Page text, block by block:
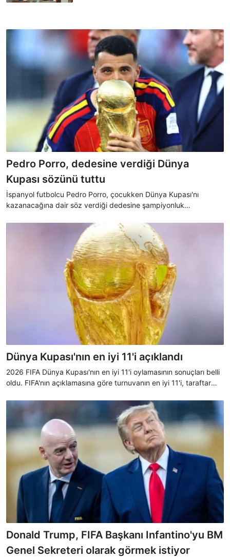
Pedro Porro, dedesine verdiği Dünya
Kupası sözünü tuttu
İspanyol futbolcu Pedro Porro, çocukken Dünya Kupası'nı
kazanacağına dair söz verdiği dedesine şampiyonluk
Dünya Kupası'nın en iyi 11'i açıklandı
2026 FIFA Dünya Kupası'nın en iyi 11'i oylamasının sonuçları belli
oldu. FIFA'nın açıklamasına göre turnuvanın en iyi 11'i, taraftar
Donald Trump, FIFA Başkanı Infantino'yu BM
Genel Sekreteri olarak görmek istiyor